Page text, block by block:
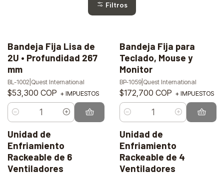
Filtros
Bandeja Fija Lisa de
2U • Profundidad 267
mm
BL-1002 Quest International
$53,300 COP + IMPUESTOS
Cantidad
Bandeja Fija para
Teclado, Mouse y
Monitor
BP-1059| Quest International
$172,700 COP + IMPUESTOS
Cantidad
Unidad de
Enfriamiento
Rackeable de 6
Ventiladores
Unidad de
Enfriamiento
Rackeable de 4
Ventiladores